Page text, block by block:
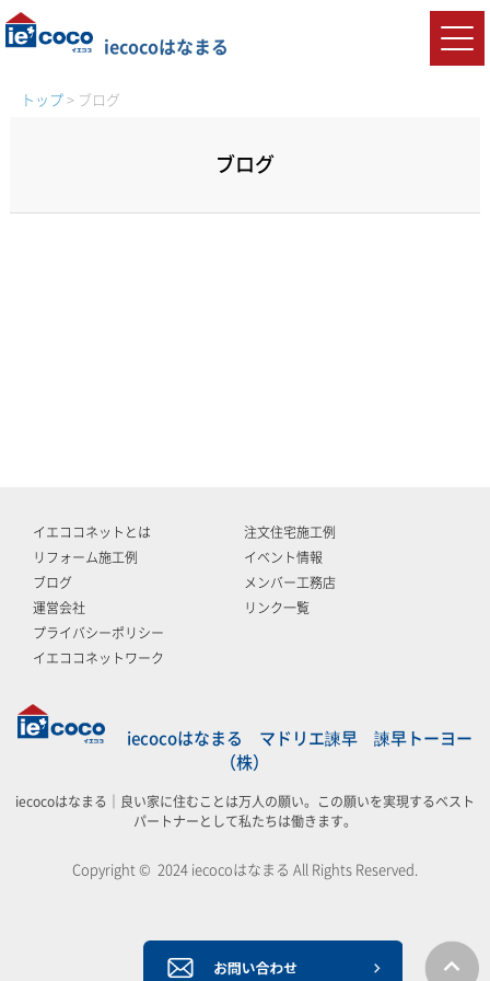
iecocoはなまる
トップ> ブログ
ブログ
イエココネットとは
注文住宅施工例
リフォーム施工例
イベント情報
ブログ
メンバー工務店
運営会社
リンク一覧
プライバシーポリシー
イエココネットワーク
iecocoはなまる マドリエ諫早 諫早トーヨー
（株）
iecocoはなまる｜良い家に住むことは万人の願い。この願いを実現するベスト
パートナーとして私たちは働きます。
Copyright © 2024 iecocoはなまる All Rights Reserved.